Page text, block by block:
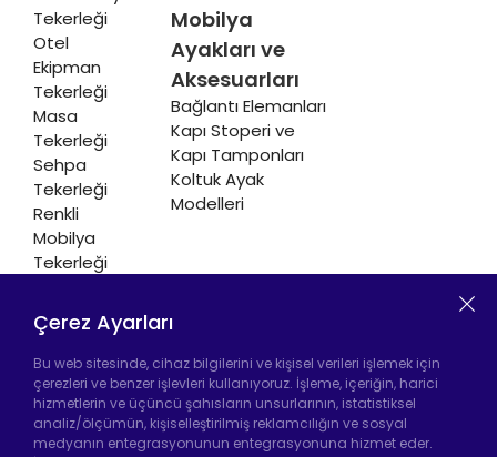
Tekerleği
Otel
Ekipman
Tekerleği
Masa
Tekerleği
Sehpa
Tekerleği
Renkli
Mobilya
Tekerleği
Isıtıcı
Tekerleği
Mobilya
Ayakları ve
Aksesuarları
Bağlantı Elemanları
Kapı Stoperi ve
Kapı Tamponları
Koltuk Ayak
Modelleri
Hadımköy Fabrika:Atatürk Sanayi Bölgesi
Çerez Ayarları
Bu web sitesinde, cihaz bilgilerini ve kişisel verileri işlemek için
çerezleri ve benzer işlevleri kullanıyoruz. İşleme, içeriğin, harici
hizmetlerin ve üçüncü şahısların unsurlarının, istatistiksel
analiz/ölçümün, kişiselleştirilmiş reklamcılığın ve sosyal
medyanın entegrasyonunun entegrasyonuna hizmet eder.